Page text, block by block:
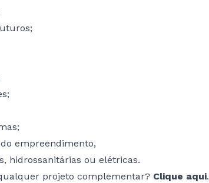
empreendimento,
hidrossanitárias ou elétricas.
projeto complementar? Clique aqui.